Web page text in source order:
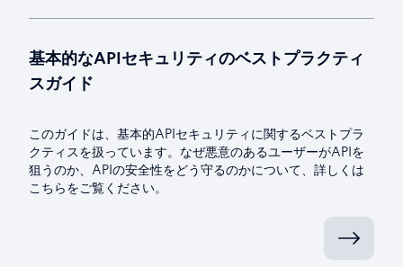
基本的なAPIセキュリティのベストプラクティ
スガイド
このガイドは、基本的APIセキュリティに関するベストプラ
クティスを扱っています。なぜ悪意のあるユーザーがAPIを
狙うのか、APIの安全性をどう守るのかについて、詳しくは
こちらをご覧ください。